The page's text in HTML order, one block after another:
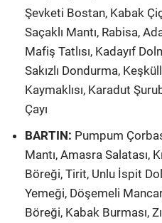
Şevketi Bostan, Kabak
Saçaklı Mantı, Rabisa,
Mafiş Tatlısı, Kadayıf
Sakızlı Dondurma,
Kaymaklısı, Karadut
Çayı
BARTIN: Pumpum
Mantı, Amasra Salatası,
Böreği, Tirit, Unlu İspit
Yemeği, Döşemeli
Böreği, Kabak Burması,